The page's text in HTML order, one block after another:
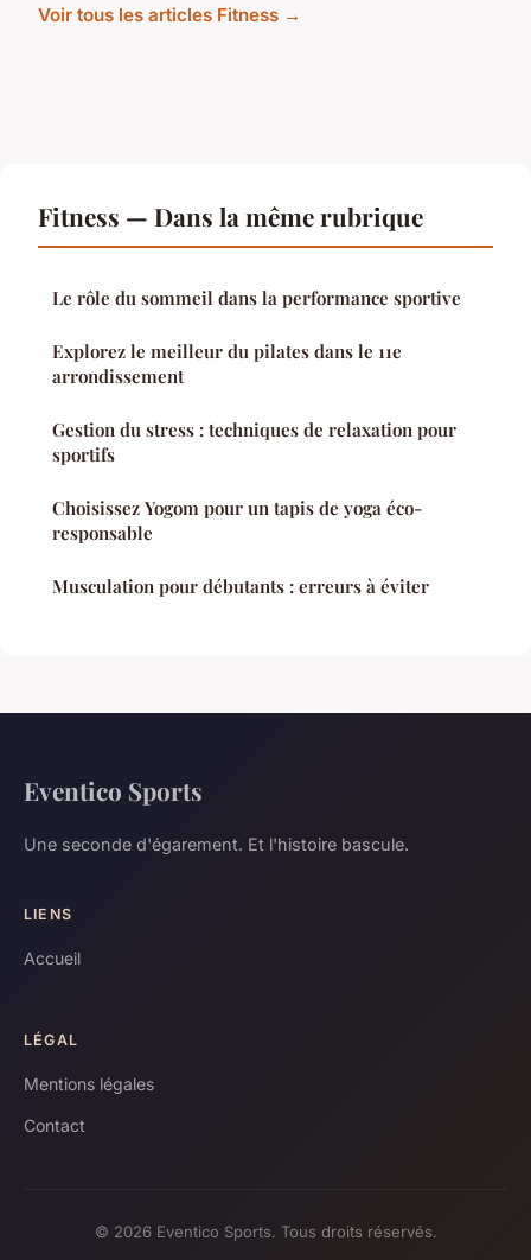
Voir tous les articles Fitness →
Fitness — Dans la même rubrique
Le rôle du sommeil dans la performance sportive
Explorez le meilleur du pilates dans le 11e
arrondissement
Gestion du stress : techniques de relaxation pour
sportifs
Choisissez Yogom pour un tapis de yoga éco-
responsable
Musculation pour débutants : erreurs à éviter
Eventico Sports
Une seconde d'égarement. Et l'histoire bascule.
LIENS
Accueil
LÉGAL
Mentions légales
Contact
© 2026 Eventico Sports. Tous droits réservés.